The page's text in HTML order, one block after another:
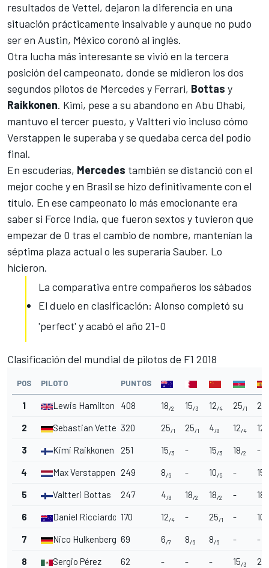
resultados de Vettel, dejaron la diferencia en una
situación prácticamente insalvable y aunque no pudo
ser en Austin, México coronó al inglés.
Otra lucha más interesante se vivió en la tercera
posición del campeonato, donde se midieron los dos
segundos pilotos de Mercedes y Ferrari, Bottas y
Raikkonen. Kimi, pese a su abandono en Abu Dhabi,
mantuvo el tercer puesto, y Valtteri vio incluso cómo
Verstappen le superaba y se quedaba cerca del podio
final.
En escuderías, Mercedes también se distanció con el
mejor coche y en Brasil se hizo definitivamente con el
título. En ese campeonato lo más emocionante era
saber si Force India, que fueron sextos y tuvieron que
empezar de 0 tras el cambio de nombre, mantenían la
séptima plaza actual o les superaría Sauber. Lo
hicieron.
La comparativa entre compañeros los sábados
El duelo en clasificación: Alonso completó su
'perfect' y acabó el año 21-0
Clasificación del mundial de pilotos de F1 2018
POS PILOTO PUNTOS
1 Lewis Hamilton 408 18/2 15/3 12/4 25/1 25
2 Sebastian Vettel 320 25/1 25/1 4/8 12/4 12
3 Kimi Raikkonen 251 15/3 - 15/3 18/2 -
4 Max Verstappen 249 8/6 - 10/5 - 15
5 Valtteri Bottas 247 4/8 18/2 18/2 - 18
6 Daniel Ricciardo 170 12/4 - 25/1 - 10
7 Nico Hulkenberg 69 6/7 8/6 8/6 - -
8 Sergio Pérez 62 - - - 15/3 2